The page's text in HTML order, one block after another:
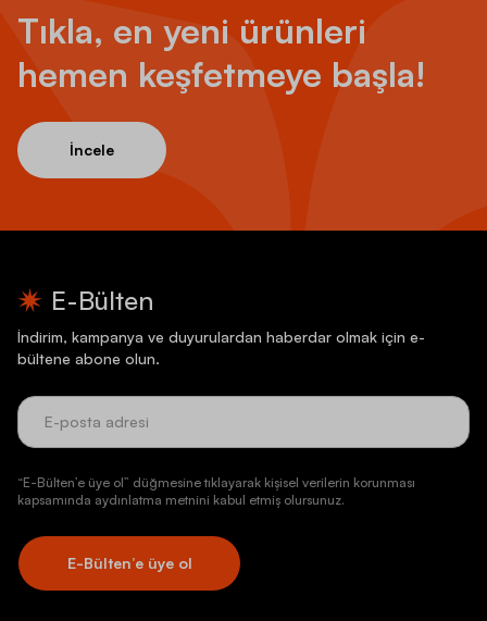
Tıkla, en yeni ürünleri
hemen keşfetmeye başla!
İncele
E-Bülten
İndirim, kampanya ve duyurulardan haberdar olmak için e-
bültene abone olun.
“E-Bülten’e üye ol” düğmesine tıklayarak kişisel verilerin korunması
kapsamında aydınlatma metnini kabul etmiş olursunuz.
E-Bülten’e üye ol